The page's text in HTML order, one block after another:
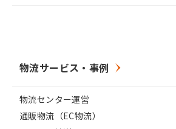
物流サービス・事例
物流センター運営
通販物流（EC物流）